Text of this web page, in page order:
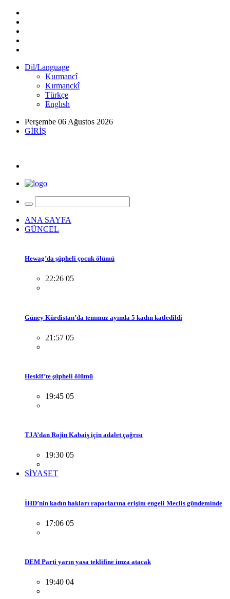
Dil/Language
Kurmancî
Kırmanckî
Türkçe
Englısh
Perşembe 06 Ağustos 2026
GİRİŞ
ANA SAYFA
GÜNCEL
Hewag’da şüpheli çocuk ölümü
22:26 05
Güney Kürdistan’da temmuz ayında 5 kadın katledildi
21:57 05
Heskîf’te şüpheli ölümü
19:45 05
TJA’dan Rojin Kabaiş için adalet çağrısı
19:30 05
SİYASET
İHD’nin kadın hakları raporlarına erişim engeli Meclis gündeminde
17:06 05
DEM Parti yarın yasa teklifine imza atacak
19:40 04